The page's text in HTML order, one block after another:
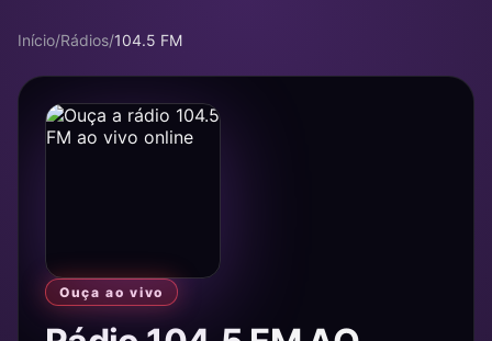
Início/Rádios/104.5 FM
Ouça ao vivo